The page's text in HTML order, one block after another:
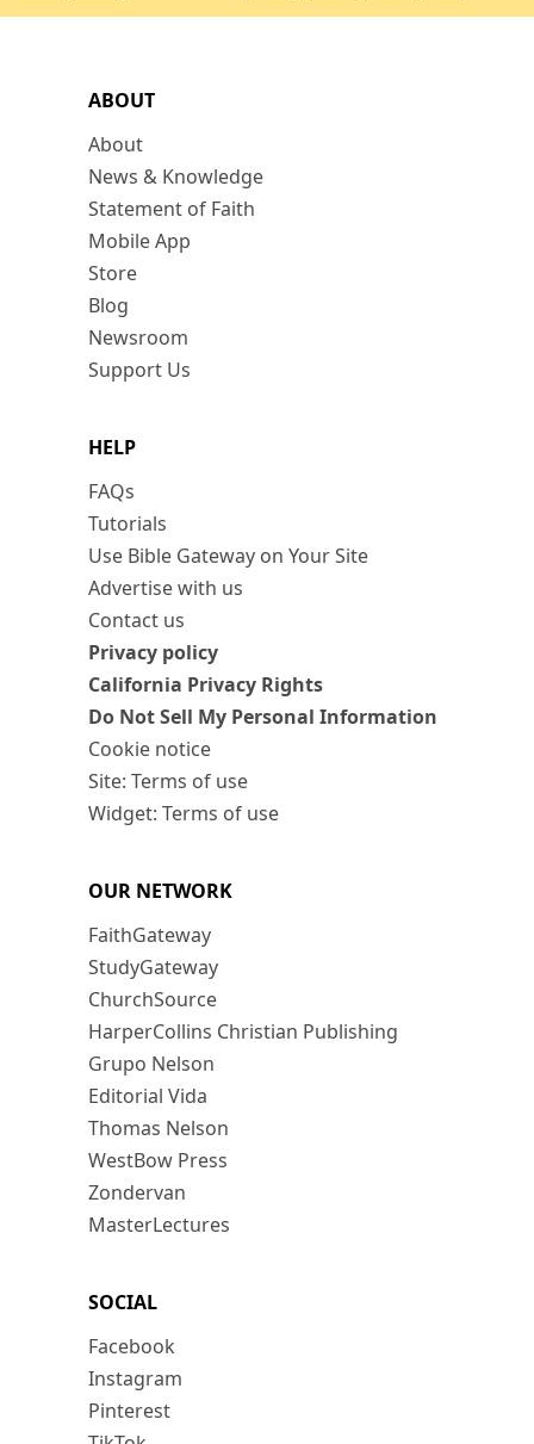
ABOUT
About
News & Knowledge
Statement of Faith
Mobile App
Store
Blog
Newsroom
Support Us
HELP
FAQs
Tutorials
Use Bible Gateway on Your Site
Advertise with us
Contact us
Privacy policy
California Privacy Rights
Do Not Sell My Personal Information
Cookie notice
Site: Terms of use
Widget: Terms of use
OUR NETWORK
FaithGateway
StudyGateway
ChurchSource
HarperCollins Christian Publishing
Grupo Nelson
Editorial Vida
Thomas Nelson
WestBow Press
Zondervan
MasterLectures
SOCIAL
Facebook
Instagram
Pinterest